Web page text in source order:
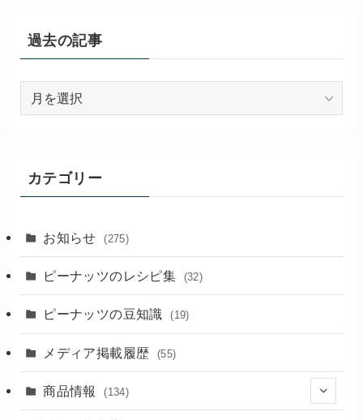
過去の記事
カテゴリー
お知らせ (275)
ピーナッツのレシピ集 (32)
ピーナッツの豆知識 (19)
メディア掲載履歴 (55)
商品情報 (134)